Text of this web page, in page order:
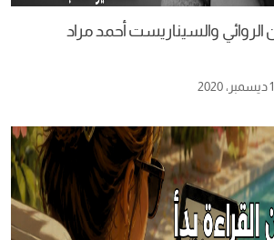
الروائي والسيناريست أحمد مراد